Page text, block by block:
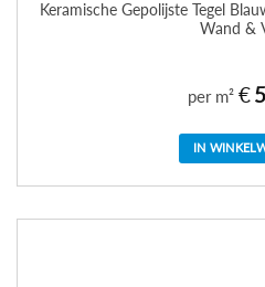
Keramische Gepolijste Tegel
Wand &
per m² €
IN